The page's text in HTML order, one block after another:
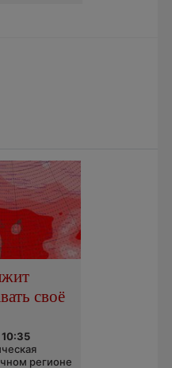
своё
10:35
регионе